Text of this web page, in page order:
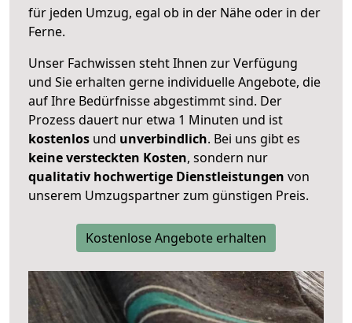
für jeden Umzug, egal ob in der Nähe oder in der
Ferne.
Unser Fachwissen steht Ihnen zur Verfügung
und Sie erhalten gerne individuelle Angebote, die
auf Ihre Bedürfnisse abgestimmt sind. Der
Prozess dauert nur etwa 1 Minuten und ist
kostenlos und unverbindlich. Bei uns gibt es
keine versteckten Kosten, sondern nur
qualitativ hochwertige Dienstleistungen von
unserem Umzugspartner zum günstigen Preis.
Kostenlose Angebote erhalten